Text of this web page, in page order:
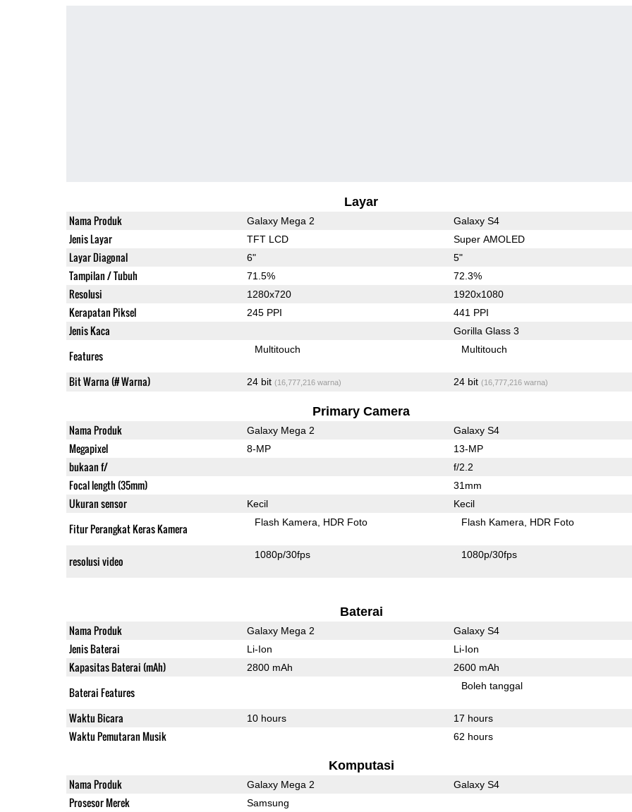
Layar
Nama Produk Galaxy Mega 2 Galaxy S4
Jenis Layar TFT LCD Super AMOLED
Layar Diagonal 6" 5"
Tampilan / Tubuh 71.5% 72.3%
Resolusi 1280x720 1920x1080
Kerapatan Piksel 245 PPI 441 PPI
Jenis Kaca Gorilla Glass 3
Features Multitouch Multitouch
Bit Warna (# Warna) 24 bit (16,777,216 warna) 24 bit (16,777,216 warna)
Primary Camera
Nama Produk Galaxy Mega 2 Galaxy S4
Megapixel 8-MP 13-MP
bukaan f/ f/2.2
Focal length (35mm) 31mm
Ukuran sensor Kecil Kecil
Fitur Perangkat Keras Kamera Flash Kamera HDR Foto Flash Kamera HDR Foto
resolusi video 1080p/30fps 1080p/30fps
Baterai
Nama Produk Galaxy Mega 2 Galaxy S4
Jenis Baterai Li-Ion Li-Ion
Kapasitas Baterai (mAh) 2800 mAh 2600 mAh
Baterai Features Boleh tanggal
Waktu Bicara 10 hours 17 hours
Waktu Pemutaran Musik 62 hours
Komputasi
Nama Produk Galaxy Mega 2 Galaxy S4
Prosesor Merek Samsung